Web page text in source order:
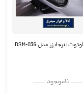
اسپیکر بلوتوث انرجایزر مدل DSM-036
ــــــ ناموجود ــــــ